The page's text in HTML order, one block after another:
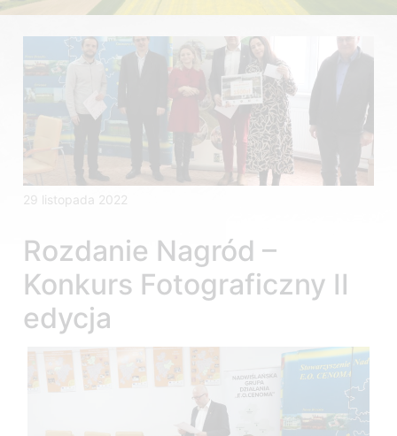
29 listopada 2022
Rozdanie Nagród –
Konkurs Fotograficzny II
edycja